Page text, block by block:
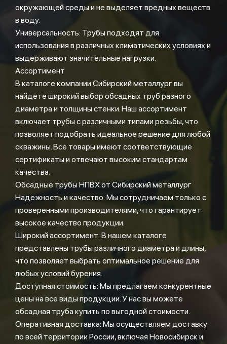
окружающей среды и не выделяет вредных веществ
в воду.
Универсальность: Трубы подходят для
использования в различных климатических условиях и
выдерживают значительные нагрузки.
Ассортимент
В каталоге компании Сибирский металлург вы
найдете широкий выбор обсадных труб разного
диаметра и толщины стенки. Наш ассортимент
включает трубы с различными типами резьбы, что
позволяет подобрать идеальное решение для любой
скважины. Все товары имеют соответствующие
сертификаты и отвечают высоким стандартам
качества.
Обсадные трубы НПВХ от Сибирский металлург
Надежность и качество: Мы сотрудничаем только с
проверенными производителями, что гарантирует
высокое качество продукции.
Широкий ассортимент: В нашем каталоге
представлены трубы различного диаметра и длины,
что позволяет выбрать оптимальное решение для
любых условий бурения.
Доступная стоимость: Мы предлагаем конкурентные
цены на все виды продукции. У нас вы можете
обсадная труба купить по выгодной стоимости.
Оперативная доставка: Мы осуществляем доставку
по всей территории России, включая Новосибирск и